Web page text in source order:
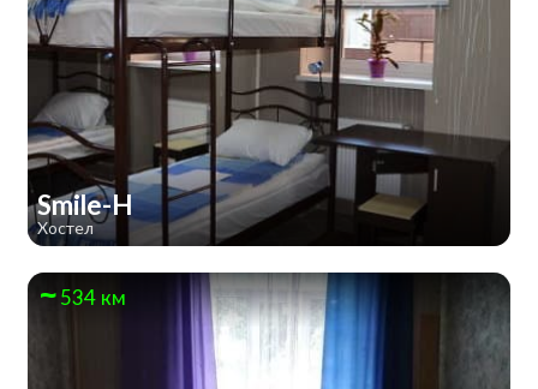
Smile-H
Хостел
534 км